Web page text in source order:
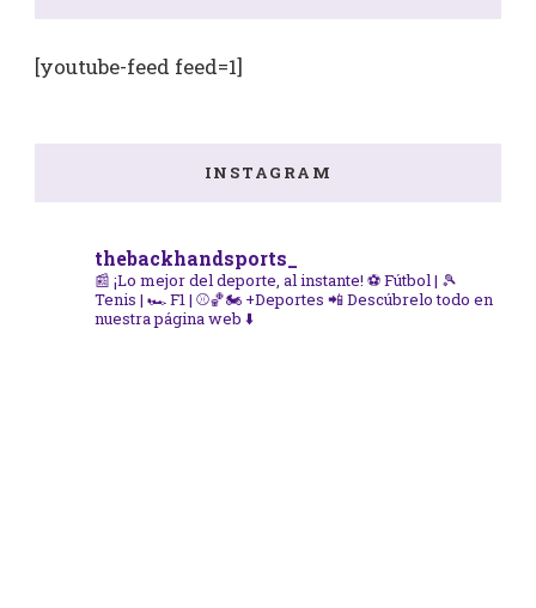
[youtube-feed feed=1]
INSTAGRAM
thebackhandsports_
📰 ¡Lo mejor del deporte, al instante! ⚽ Fútbol | 🎾
Tenis | 🏎️ F1 | ⚾🏀🏍️ +Deportes 📲 Descúbrelo todo en
nuestra página web ⬇️